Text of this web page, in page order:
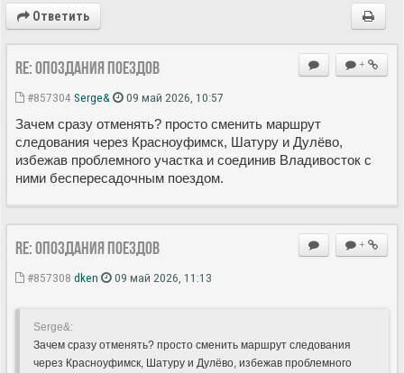
Ответить
+
Re: Опоздания поездов
#857304 Serge& 09 май 2026, 10:57
Зачем сразу отменять? просто сменить маршрут
следования через Красноуфимск, Шатуру и Дулёво,
избежав проблемного участка и соединив Владивосток с
ними беспересадочным поездом.
+
Re: Опоздания поездов
#857308 dken 09 май 2026, 11:13
Serge&:
Зачем сразу отменять? просто сменить маршрут следования
через Красноуфимск, Шатуру и Дулёво, избежав проблемного